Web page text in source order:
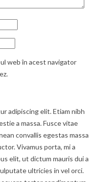
web în acest navigator
adipiscing elit. Etiam nibh
a massa. Fusce vitae
convallis egestas massa
Vivamus porta, mi a
elit, ut dictum mauris dui a
ultricies in vel orci.